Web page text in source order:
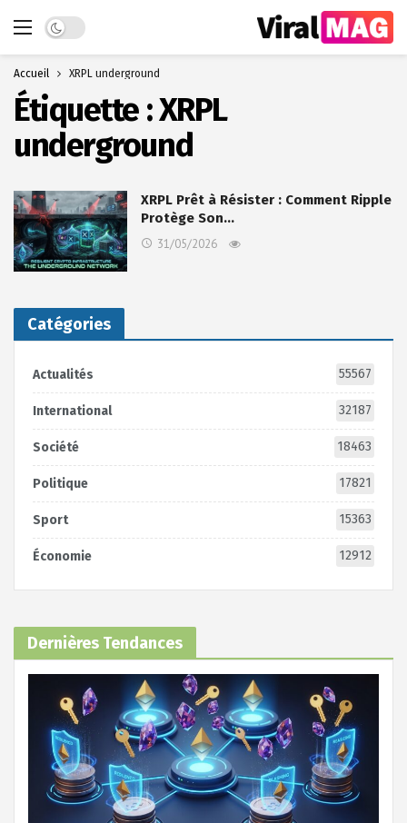
Dark mode
Accueil XRPL underground
Étiquette :XRPL
underground
XRPL Prêt à Résister : Comment Ripple
Protège Son…
31/05/2026
Catégories
Actualités 55567
International 32187
Société 18463
Politique 17821
Sport 15363
Économie 12912
Dernières Tendances